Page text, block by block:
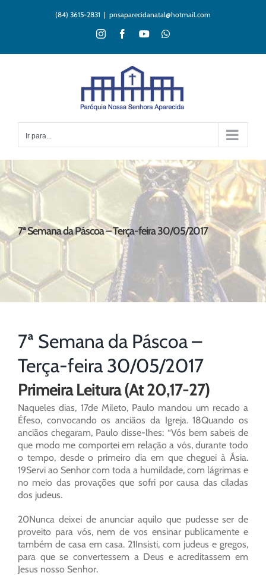
(84) 3615-2831 | pnsaparecidanatal@hotmail.com
InstagramFacebookYouTubeWhatsApp
Ir para...
7ª Semana da Páscoa – Terça-feira 30/05/2017
7ª Semana da Páscoa –
Terça-feira 30/05/2017
Primeira Leitura (At 20,17-27)
Naqueles dias, 17de Mileto, Paulo mandou um recado a
Éfeso, convocando os anciãos da Igreja. 18Quando os
anciãos chegaram, Paulo disse-lhes: “Vós bem sabeis de
que modo me comportei em relação a vós, durante todo
o tempo, desde o primeiro dia em que cheguei à Ásia.
19Servi ao Senhor com toda a humildade, com lágrimas e
no meio das provações que sofri por causa das ciladas
dos judeus.
20Nunca deixei de anunciar aquilo que pudesse ser de
proveito para vós, nem de vos ensinar publicamente e
também de casa em casa. 21Insisti, com judeus e gregos,
para que se convertessem a Deus e acreditassem em
Jesus nosso Senhor.